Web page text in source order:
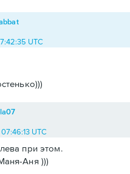
UTC
UTC
при этом.
Аня )))